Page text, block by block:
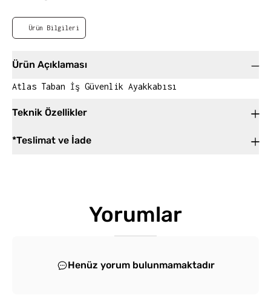
Ürün Bilgileri
Ürün Açıklaması
Atlas Taban İş Güvenlik Ayakkabısı
Teknik Özellikler
*Teslimat ve İade
Yorumlar
Henüz yorum bulunmamaktadır